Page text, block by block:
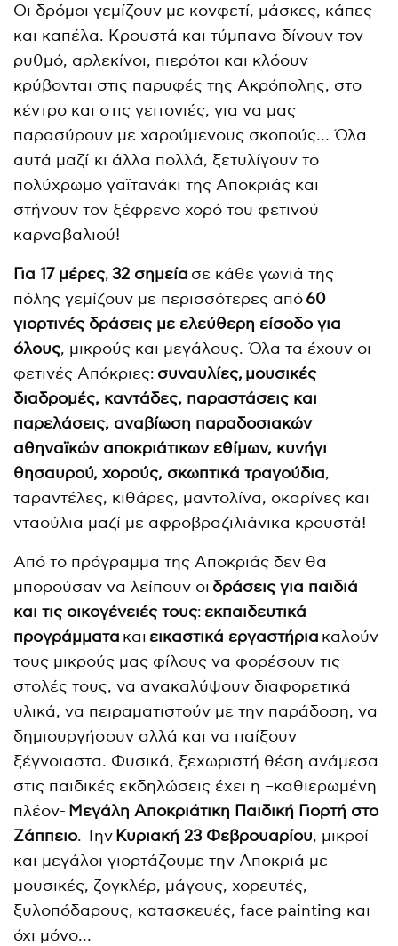
Οι δρόμοι γεμίζουν με κονφετί, μάσκες, κάπες
και καπέλα. Κρουστά και τύμπανα δίνουν τον
ρυθμό, αρλεκίνοι, πιερότοι και κλόουν
κρύβονται στις παρυφές της Ακρόπολης, στο
κέντρο και στις γειτονιές, για να μας
παρασύρουν με χαρούμενους σκοπούς… Όλα
αυτά μαζί κι άλλα πολλά, ξετυλίγουν το
πολύχρωμο γαϊτανάκι της Αποκριάς και
στήνουν τον ξέφρενο χορό του φετινού
καρναβαλιού!
Για 17 μέρες,32 σημεία σε κάθε γωνιά της
πόλης γεμίζουν με περισσότερες από60
γιορτινές δράσεις με ελεύθερη είσοδο για
όλους, μικρούς και μεγάλους. Όλα τα έχουν οι
φετινές Απόκριες: συναυλίες, μουσικές
διαδρομές, καντάδες, παραστάσεις και
παρελάσεις, αναβίωση παραδοσιακών
αθηναϊκών αποκριάτικων εθίμων, κυνήγι
θησαυρού, χορούς, σκωπτικά τραγούδια,
ταραντέλες, κιθάρες, μαντολίνα, οκαρίνες και
νταούλια μαζί με αφροβραζιλιάνικα κρουστά!
Από το πρόγραμμα της Αποκριάς δεν θα
μπορούσαν να λείπουν οι δράσεις για παιδιά
και τις οικογένειές τους: εκπαιδευτικά
προγράμματα και εικαστικά εργαστήρια καλούν
τους μικρούς μας φίλους να φορέσουν τις
στολές τους, να ανακαλύψουν διαφορετικά
υλικά, να πειραματιστούν με την παράδοση, να
δημιουργήσουν αλλά και να παίξουν
ξέγνοιαστα. Φυσικά, ξεχωριστή θέση ανάμεσα
στις παιδικές εκδηλώσεις έχει η –καθιερωμένη
πλέον- Μεγάλη Αποκριάτικη Παιδική Γιορτή στο
Ζάππειο. Την Κυριακή 23 Φεβρουαρίου, μικροί
και μεγάλοι γιορτάζουμε την Αποκριά με
μουσικές, ζογκλέρ, μάγους, χορευτές,
ξυλοπόδαρους, κατασκευές, face painting και
όχι μόνο…